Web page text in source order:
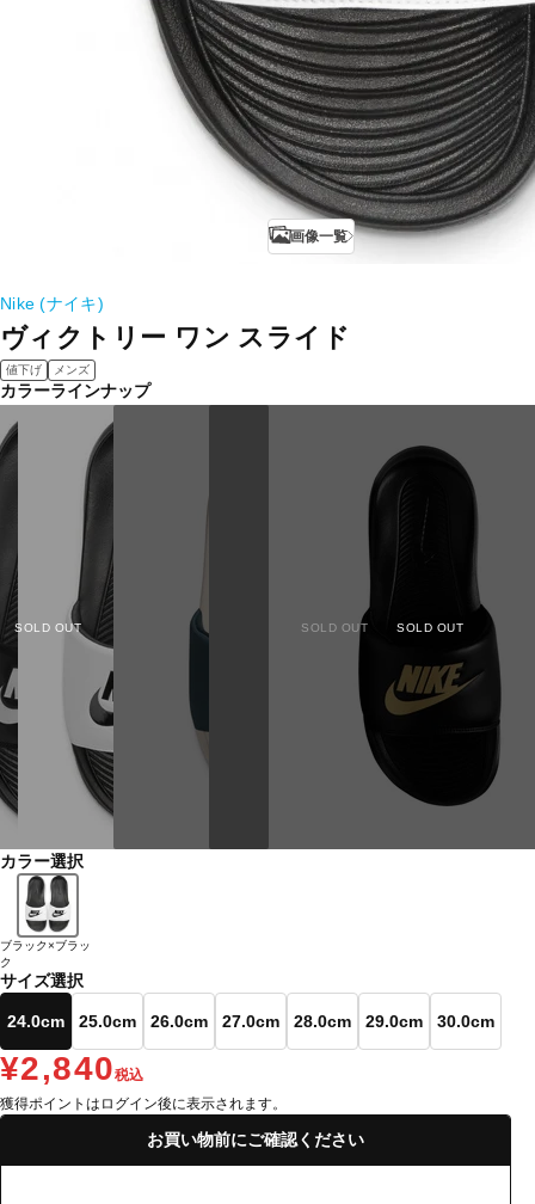
画像一覧
Nike (ナイキ)
ヴィクトリー ワン スライド
値下げ メンズ
カラーラインナップ
SOLD OUT SOLD OUT SOLD OUT
カラー選択
ブラック×ブラッ
ク
サイズ選択
24.0cm 25.0cm 26.0cm 27.0cm 28.0cm 29.0cm 30.0cm
¥2,840税込
獲得ポイントはログイン後に表示されます。
お買い物前にご確認ください